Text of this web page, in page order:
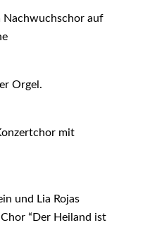
Nachwuchschor auf
Orgel.
mit
und Lia Rojas
“Der Heiland ist